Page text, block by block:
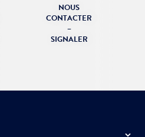
NOUS
CONTACTER
–
SIGNALER